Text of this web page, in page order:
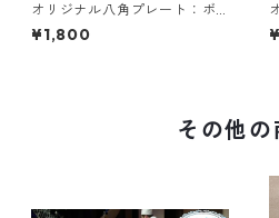
オリジナル八角プレート：ボ
ウルタイプ
¥1,800
その他の